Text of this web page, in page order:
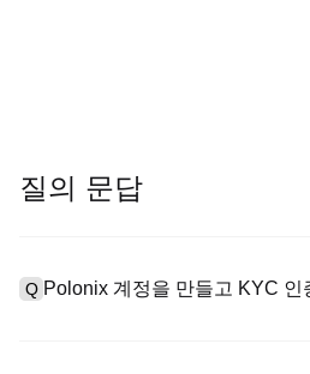
질의 문답
Q Polonix 계정을 만들고 KYC